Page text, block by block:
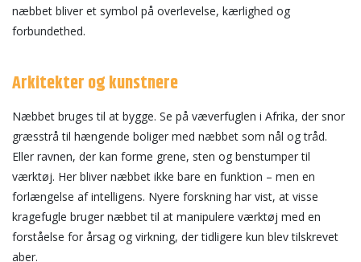
næbbet bliver et symbol på overlevelse, kærlighed og
forbundethed.
Arkitekter og kunstnere
Næbbet bruges til at bygge. Se på væverfuglen i Afrika, der snor
græsstrå til hængende boliger med næbbet som nål og tråd.
Eller ravnen, der kan forme grene, sten og benstumper til
værktøj. Her bliver næbbet ikke bare en funktion – men en
forlængelse af intelligens. Nyere forskning har vist, at visse
kragefugle bruger næbbet til at manipulere værktøj med en
forståelse for årsag og virkning, der tidligere kun blev tilskrevet
aber.